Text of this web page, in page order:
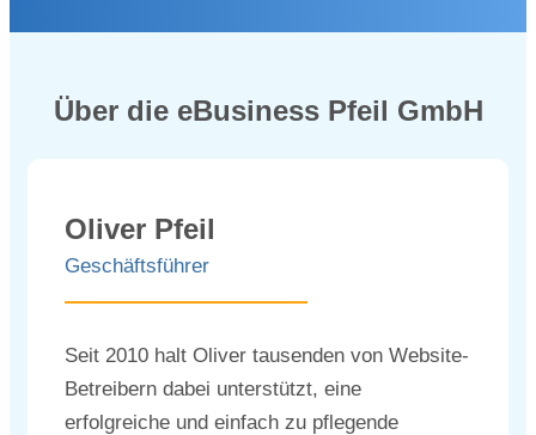
Über die eBusiness Pfeil GmbH
Oliver Pfeil
Geschäftsführer
Seit 2010 halt Oliver tausenden von Website-
Betreibern dabei unterstützt, eine
erfolgreiche und einfach zu pflegende